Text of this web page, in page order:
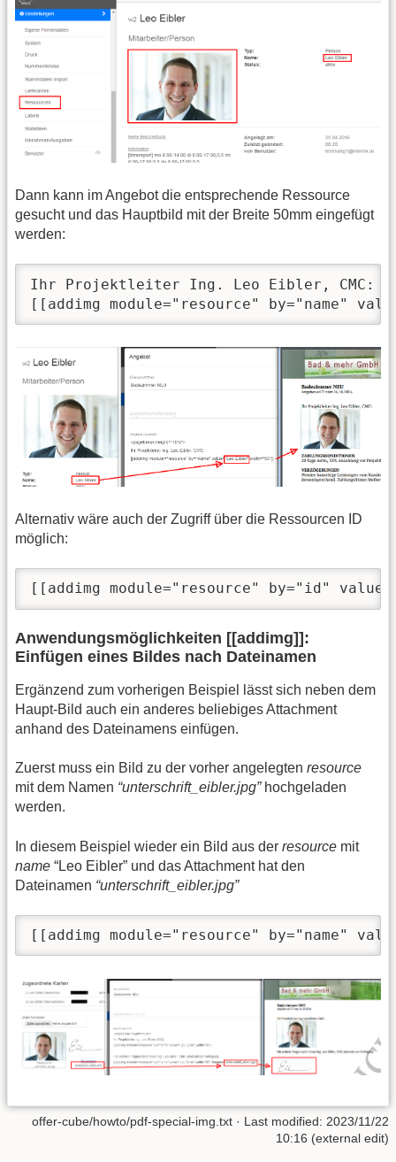
Dann kann im Angebot die entsprechende Ressource
gesucht und das Hauptbild mit der Breite 50mm eingefügt
werden:
Ihr Projektleiter Ing. Leo Eibler, CMC:
[[addimg module="resource" by="name"
Alternativ wäre auch der Zugriff über die Ressourcen ID
möglich:
[[addimg module="resource" by="id"
Anwendungsmöglichkeiten [[addimg]]:
Einfügen eines Bildes nach Dateinamen
Ergänzend zum vorherigen Beispiel lässt sich neben dem
Haupt-Bild auch ein anderes beliebiges Attachment
anhand des Dateinamens einfügen.
Zuerst muss ein Bild zu der vorher angelegten resource
mit dem Namen “unterschrift_eibler.jpg”hochgeladen
werden.
In diesem Beispiel wieder ein Bild aus der resource mit
name “Leo Eibler” und das Attachment hat den
Dateinamen “unterschrift_eibler.jpg”
[[addimg module="resource" by="name"
offer-cube/howto/pdf-special-img.txt · Last modified: 2023/11/22
10:16 (external edit)